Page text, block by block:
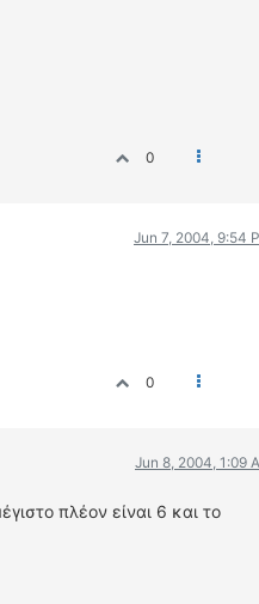
0
Jun 7, 2004, 9:54
0
Jun 8, 2004, 1:09
πλέον είναι 6 και το